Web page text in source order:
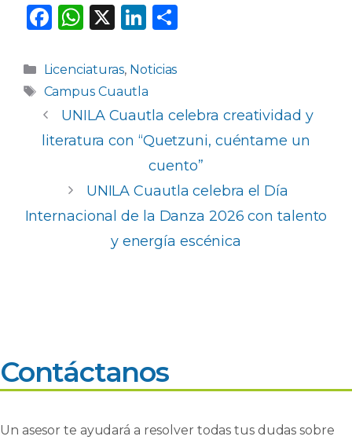
F
c
e
b
o
W
a
ts
A
p
X
Li
k
e
dI
n
ar
ti
r
Categorías
Licenciaturas, Noticias
Etiquetas
Campus Cuautla
UNILA Cuautla celebra creatividad y
literatura con “Quetzuni, cuéntame un
cuento”
UNILA Cuautla celebra el Día
Internacional de la Danza 2026 con talento
y energía escénica
Contáctanos
Un asesor te ayudará a resolver todas tus dudas sobre